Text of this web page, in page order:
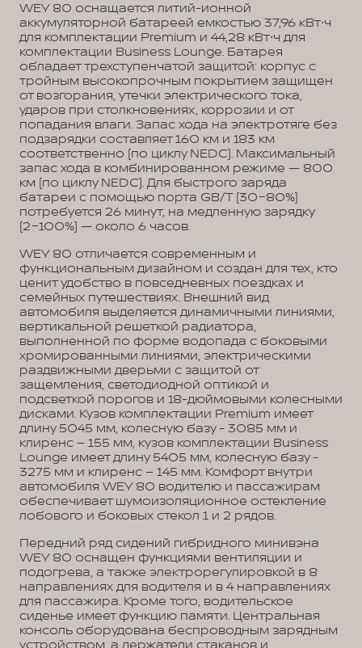
WEY 80 оснащается литий-ионной
аккумуляторной батареей емкостью 37,96 кВт⋅ч
для комплектации Premium и 44,28 кВт⋅ч для
комплектации Business Lounge. Батарея
обладает трехступенчатой защитой: корпус с
тройным высокопрочным покрытием защищен
от возгорания, утечки электрического тока,
ударов при столкновениях, коррозии и от
попадания влаги. Запас хода на электротяге без
подзарядки составляет 160 км и 183 км
соответственно (по циклу NEDC). Максимальный
запас хода в комбинированном режиме — 800
км (по циклу NEDC). Для быстрого заряда
батареи с помощью порта GB/T (30−80%)
потребуется 26 минут, на медленную зарядку
(2−100%) — около 6 часов.
WEY 80 отличается современным и
функциональным дизайном и создан для тех, кто
ценит удобство в повседневных поездках и
семейных путешествиях. Внешний вид
автомобиля выделяется динамичными линиями,
вертикальной решеткой радиатора,
выполненной по форме водопада с боковыми
хромированными линиями, электрическими
раздвижными дверьми с защитой от
защемления, светодиодной оптикой и
подсветкой порогов и 18-дюймовыми колесными
дисками. Кузов комплектации Premium имеет
длину 5045 мм, колесную базу - 3085 мм и
клиренс – 155 мм, кузов комплектации Business
Lounge имеет длину 5405 мм, колесную базу -
3275 мм и клиренс – 145 мм. Комфорт внутри
автомобиля WEY 80 водителю и пассажирам
обеспечивает шумоизоляционное остекление
лобового и боковых стекол 1 и 2 рядов.
Передний ряд сидений гибридного минивэна
WEY 80 оснащен функциями вентиляции и
подогрева, а также электрорегулировкой в 8
направлениях для водителя и в 4 направлениях
для пассажира. Кроме того, водительское
сиденье имеет функцию памяти. Центральная
консоль оборудована беспроводным зарядным